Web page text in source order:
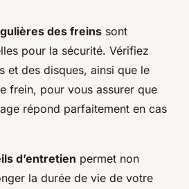
des freins sont
pour la sécurité. Vérifiez
et des disques, ainsi que le
frein, pour vous assurer que
répond parfaitement en cas
d’entretien permet non
la durée de vie de votre